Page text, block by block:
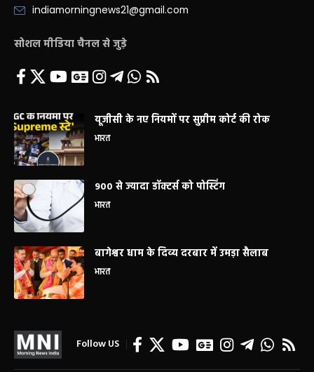
indiamorningnews21@gmail.com
सोशल मीडिया चैनल से जुड़े
यूजीसी के नए नियमों पर सुप्रीम कोर्ट की रोक
भारत
900 से ज्यादा डॉक्टर्स को पोस्टिंग
भारत
बागेश्वर धाम के दिव्य दरबार में उमड़ा सैलाब
भारत
Follow US